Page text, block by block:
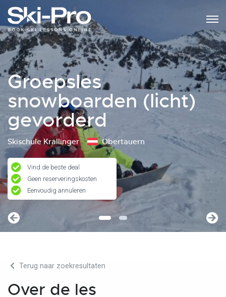
Groepsles
snowboarden (licht)
gevorderd
Skischule Krallinger Obertauern
Vind de beste deal
Geen reserveringskosten
Eenvoudig annuleren
Terug naar zoekresultaten
Over de les